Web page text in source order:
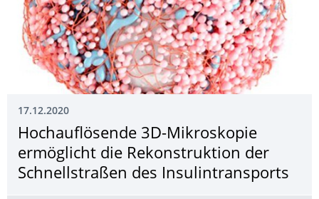
17.12.2020
Hochauflösende 3D-Mikroskopie
ermöglicht die Rekonstruktion der
Schnellstraßen des Insulintransports